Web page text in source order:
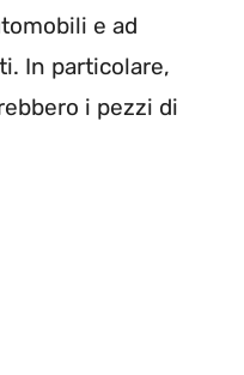
e ad
In particolare,
i pezzi di